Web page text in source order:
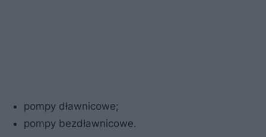
pompy dławnicowe;
pompy bezdławnicowe.